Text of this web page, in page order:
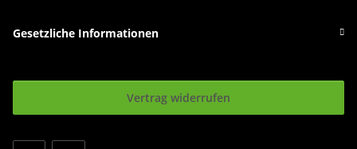
Gesetzliche Informationen
Vertrag widerrufen